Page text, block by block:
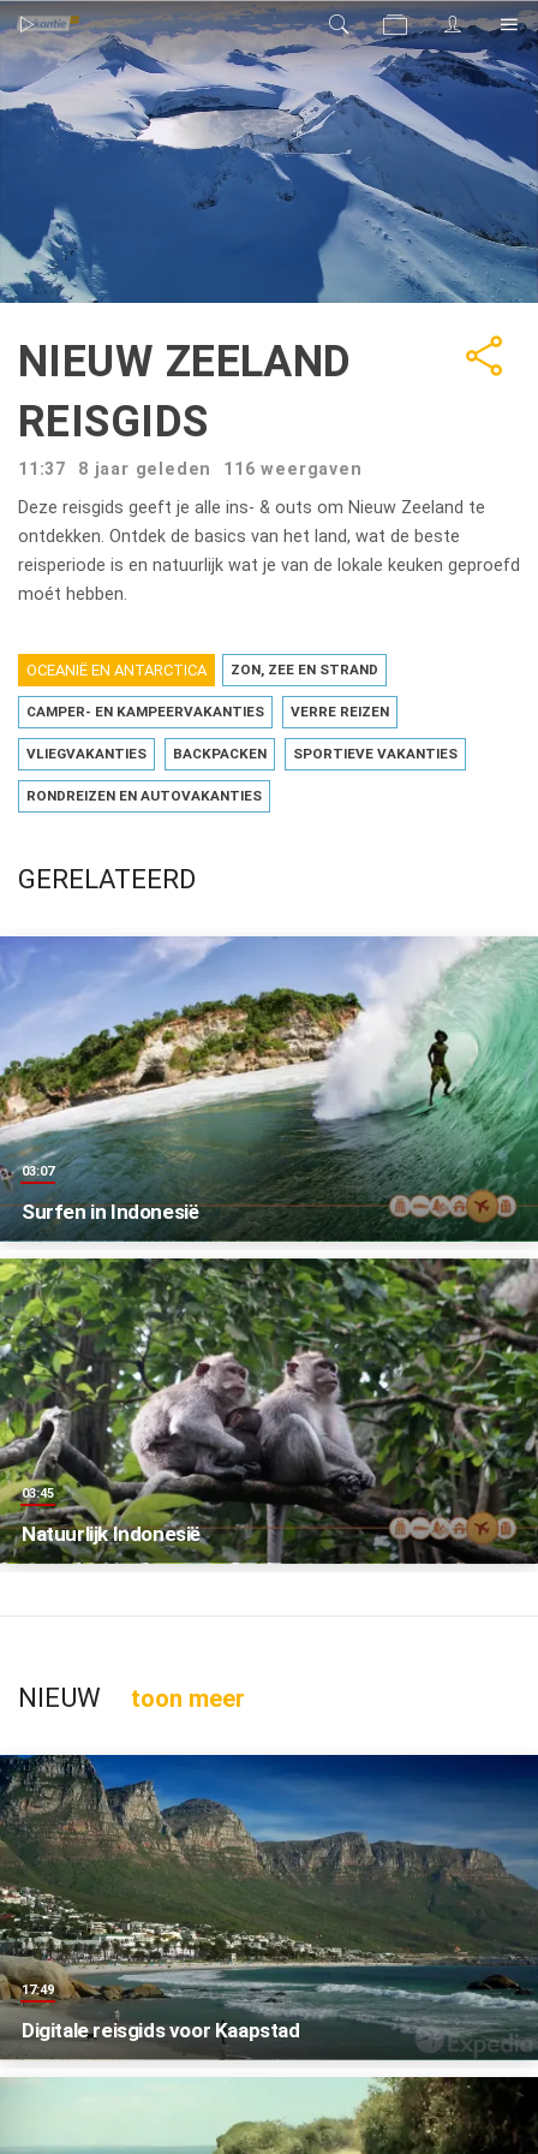
NIEUW ZEELAND
REISGIDS
11:37 8 jaar geleden 116 weergaven
Deze reisgids geeft je alle ins- & outs om Nieuw Zeeland te
ontdekken. Ontdek de basics van het land, wat de beste
reisperiode is en natuurlijk wat je van de lokale keuken geproefd
moét hebben.
OCEANIË EN ANTARCTICA ZON, ZEE EN STRAND
CAMPER- EN KAMPEERVAKANTIES VERRE REIZEN
VLIEGVAKANTIES BACKPACKEN SPORTIEVE VAKANTIES
RONDREIZEN EN AUTOVAKANTIES
GERELATEERD
Surfen in Indonesië
03:07
Natuurlijk Indonesië
03:45
NIEUW toon meer
Digitale reisgids voor Kaapstad
17:49